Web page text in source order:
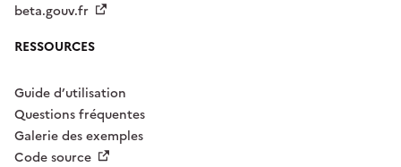
beta.gouv.fr
RESSOURCES
Guide d’utilisation
Questions fréquentes
Galerie des exemples
Code source